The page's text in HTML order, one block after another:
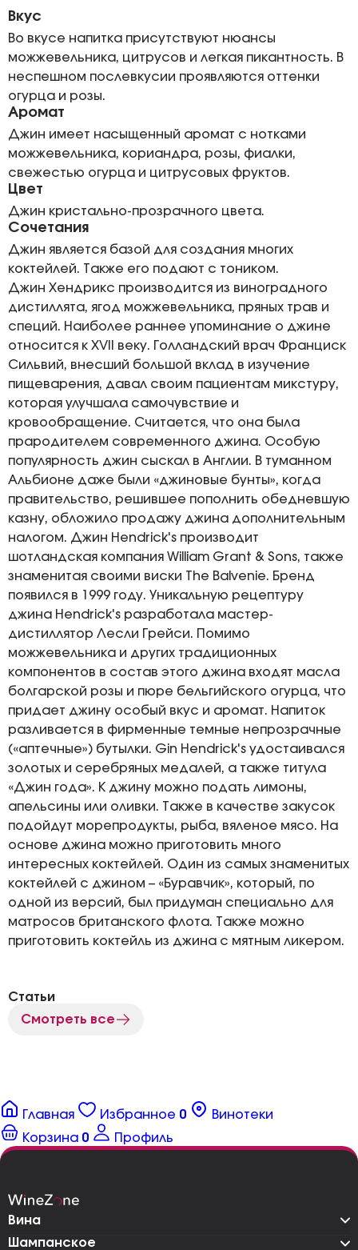
Вкус
Во вкусе напитка присутствуют нюансы
можжевельника, цитрусов и легкая пикантность. В
неспешном послевкусии проявляются оттенки
огурца и розы.
Аромат
Джин имеет насыщенный аромат с нотками
можжевельника, кориандра, розы, фиалки,
свежестью огурца и цитрусовых фруктов.
Цвет
Джин кристально-прозрачного цвета.
Сочетания
Джин является базой для создания многих
коктейлей. Также его подают с тоником.
Джин Хендрикс производится из виноградного
дистиллята, ягод можжевельника, пряных трав и
специй. Наиболее раннее упоминание о джине
относится к XVII веку. Голландский врач Франциск
Сильвий, внесший большой вклад в изучение
пищеварения, давал своим пациентам микстуру,
которая улучшала самочувствие и
кровообращение. Считается, что она была
прародителем современного джина. Особую
популярность джин сыскал в Англии. В туманном
Альбионе даже были «джиновые бунты», когда
правительство, решившее пополнить обедневшую
казну, обложило продажу джина дополнительным
налогом. Джин Hendrick's производит
шотландская компания William Grant & Sons, также
знаменитая своими виски The Balvenie. Бренд
появился в 1999 году. Уникальную рецептуру
джина Hendrick's разработала мастер-
дистиллятор Лесли Грейси. Помимо
можжевельника и других традиционных
компонентов в состав этого джина входят масла
болгарской розы и пюре бельгийского огурца, что
придает джину особый вкус и аромат. Напиток
разливается в фирменные темные непрозрачные
(«аптечные») бутылки. Gin Hendrick's удостаивался
золотых и серебряных медалей, а также титула
«Джин года». К джину можно подать лимоны,
апельсины или оливки. Также в качестве закусок
подойдут морепродукты, рыба, вяленое мясо. На
основе джина можно приготовить много
интересных коктейлей. Один из самых знаменитых
коктейлей с джином – «Буравчик», который, по
одной из версий, был придуман специально для
матросов британского флота. Также можно
приготовить коктейль из джина с мятным ликером.
Статьи
Смотреть все
Главная Избранное 0
Винотеки
Корзина 0 Профиль
Вина
Шампанское